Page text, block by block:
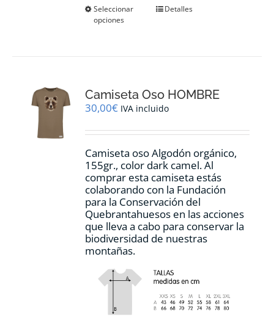
Seleccionar
opciones
Este
se
pueden
en
página
de
producto
Detalles
Camiseta Oso HOMBRE
30,00€ IVA incluido
Camiseta oso Algodón orgánico,
155gr., color dark camel. Al
comprar esta camiseta estás
colaborando con la Fundación
para la Conservación del
Quebrantahuesos en las acciones
que lleva a cabo para conservar la
biodiversidad de nuestras
montañas.